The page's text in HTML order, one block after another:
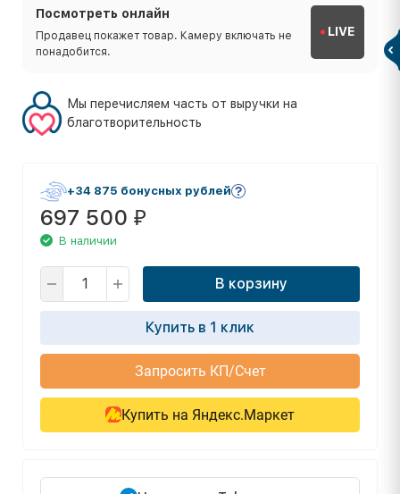
Посмотреть онлайн
Продавец покажет товар. Камеру включать не
понадобится.
LIVE
Мы перечисляем часть от выручки на
благотворительность
+34 875 бонусных рублей
697 500 ₽
В наличии
В корзину
Купить в 1 клик
Запросить КП/Счет
Купить на Яндекс.Маркет